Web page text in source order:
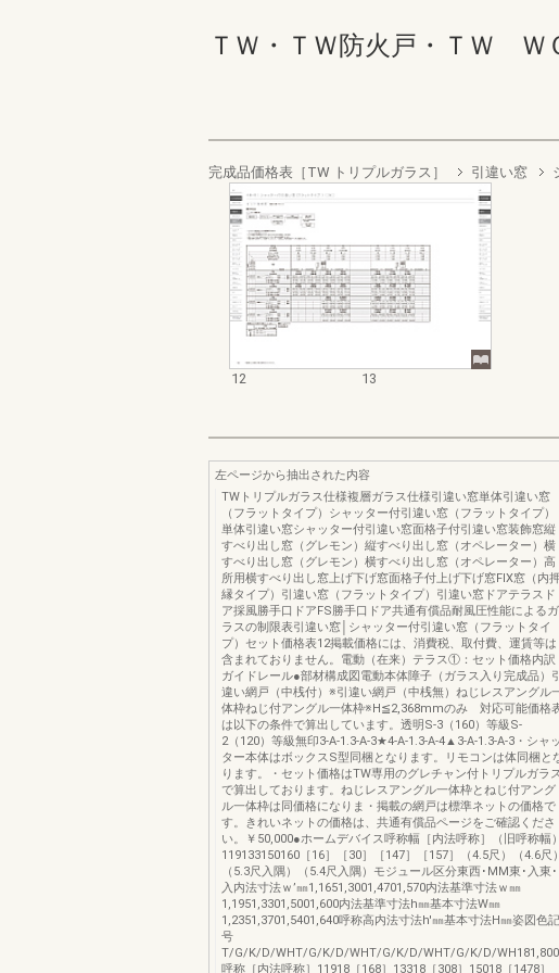
ＴＷ・ＴＷ防火戸・ＴＷ Ｗ
完成品価格表［TW トリプルガラス］ 引違い窓
12 13
左ページから抽出された内容
TWトリプルガラス仕様複層ガラス仕様引違い窓単体引違い窓
（フラットタイプ）シャッター付引違い窓（フラットタイプ）
単体引違い窓シャッター付引違い窓面格子付引違い窓装飾窓縦
すべり出し窓（グレモン）縦すべり出し窓（オペレーター）横
すべり出し窓（グレモン）横すべり出し窓（オペレーター）高
所用横すべり出し窓上げ下げ窓面格子付上げ下げ窓FIX窓（内押
縁タイプ）引違い窓（フラットタイプ）引違い窓ドアテラスド
ア採風勝手口ドアFS勝手口ドア共通有償品耐風圧性能によるガ
ラスの制限表引違い窓│シャッター付引違い窓（フラットタイ
プ）セット価格表12掲載価格には、消費税、取付費、運賃等は
含まれておりません。電動（在来）テラス①：セット価格内訳
ガイドレール●部材構成図電動本体障子（ガラス入り完成品）
違い網戸（中桟付）※引違い網戸（中桟無）ねじレスアングル
体枠ねじ付アングル一体枠※H≦2,368mmのみ 対応可能価格
は以下の条件で算出しています。透明S-3（160）等級S-
2（120）等級無印3-A-1.3-A-3★4-A-1.3-A-4▲3-A-1.3-A-3・シャッ
ター本体はボックスS型同梱となります。リモコンは体同梱と
ります。・セット価格はTW専用のグレチャン付トリプルガラ
で算出しております。ねじレスアングル一体枠とねじ付アング
ル一体枠は同価格になりま・掲載の網戸は標準ネットの価格で
す。きれいネットの価格は、共通有償品ページをご確認くださ
い。￥50,000●ホームデバイス呼称幅［内法呼称］（旧呼称幅）
119133150160［16］［30］［147］［157］（4.5尺）（4.6尺）
（5.3尺入隅）（5.4尺入隅）モジュール区分東西･MM東･入東･
入内法寸法ｗ’㎜1,1651,3001,4701,570内法基準寸法ｗ㎜
1,1951,3301,5001,600内法基準寸法h㎜基本寸法W㎜
1,2351,3701,5401,640呼称高内法寸法h'㎜基本寸法H㎜姿図色記
号
T/G/K/D/WHT/G/K/D/WHT/G/K/D/WHT/G/K/D/
呼称［内法呼称］11918［168］13318［308］15018［1478］